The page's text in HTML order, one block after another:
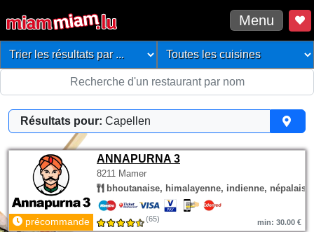
Menu
Résultats pour: Capellen
ANNAPURNA 3
8211 Mamer
bhoutanaise, himalayenne, indienne, népalaise
précommande (65) min: 30.00 €